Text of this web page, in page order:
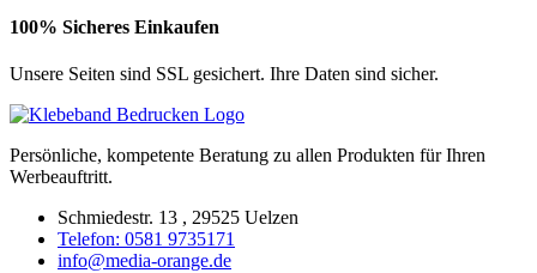
100% Sicheres Einkaufen
Unsere Seiten sind SSL gesichert. Ihre Daten sind sicher.
Persönliche, kompetente Beratung zu allen Produkten für Ihren
Werbeauftritt.
Schmiedestr. 13 , 29525 Uelzen
Telefon: 0581 9735171
info@media-orange.de